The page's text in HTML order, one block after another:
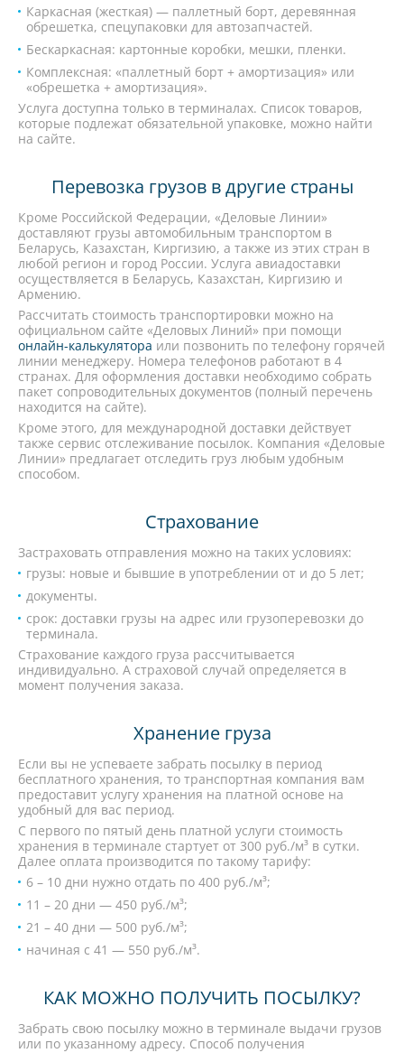
Каркасная (жесткая) — паллетный борт, деревянная
обрешетка, спецупаковки для автозапчастей.
Бескаркасная: картонные коробки, мешки, пленки.
Комплексная: «паллетный борт + амортизация» или
«обрешетка + амортизация».
Услуга доступна только в терминалах. Список товаров,
которые подлежат обязательной упаковке, можно найти
на сайте.
Перевозка грузов в другие страны
Кроме Российской Федерации, «Деловые Линии»
доставляют грузы автомобильным транспортом в
Беларусь, Казахстан, Киргизию, а также из этих стран в
любой регион и город России. Услуга авиадоставки
осуществляется в Беларусь, Казахстан, Киргизию и
Армению.
Рассчитать стоимость транспортировки можно на
официальном сайте «Деловых Линий» при помощи
онлайн-калькулятора или позвонить по телефону горячей
линии менеджеру. Номера телефонов работают в 4
странах. Для оформления доставки необходимо собрать
пакет сопроводительных документов (полный перечень
находится на сайте).
Кроме этого, для международной доставки действует
также сервис отслеживание посылок. Компания «Деловые
Линии» предлагает отследить груз любым удобным
способом.
Страхование
Застраховать отправления можно на таких условиях:
грузы: новые и бывшие в употреблении от и до 5 лет;
документы.
срок: доставки грузы на адрес или грузоперевозки до
терминала.
Страхование каждого груза рассчитывается
индивидуально. А страховой случай определяется в
момент получения заказа.
Хранение груза
Если вы не успеваете забрать посылку в период
бесплатного хранения, то транспортная компания вам
предоставит услугу хранения на платной основе на
удобный для вас период.
С первого по пятый день платной услуги стоимость
хранения в терминале стартует от 300 руб./м³ в сутки.
Далее оплата производится по такому тарифу:
6 – 10 дни нужно отдать по 400 руб./м³;
11 – 20 дни — 450 руб./м³;
21 – 40 дни — 500 руб./м³;
начиная с 41 — 550 руб./м³.
КАК МОЖНО ПОЛУЧИТЬ ПОСЫЛКУ?
Забрать свою посылку можно в терминале выдачи грузов
или по указанному адресу. Способ получения